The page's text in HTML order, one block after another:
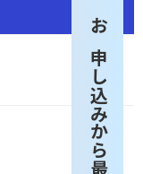
お申し込みから